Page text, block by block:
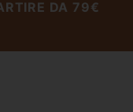
DA 79€